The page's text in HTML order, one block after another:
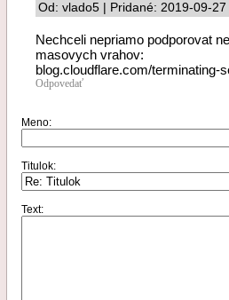
Od: vlado5 | Pridané: 2019-09-
Nechceli nepriamo podporovat
masovych vrahov:
blog.cloudflare.com/terminating-
Odpovedať
Meno:
Titulok:
Text: